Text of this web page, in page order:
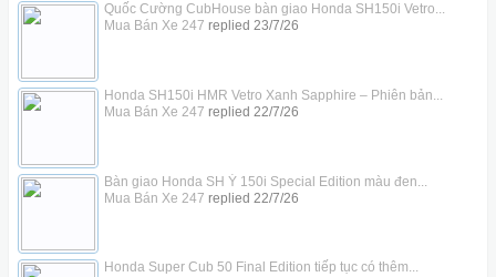
Quốc Cường CubHouse bàn giao Honda SH150i Vetro...
Mua Bán Xe 247 replied 23/7/26
Honda SH150i HMR Vetro Xanh Sapphire – Phiên bản...
Mua Bán Xe 247 replied 22/7/26
Bàn giao Honda SH Ý 150i Special Edition màu đen...
Mua Bán Xe 247 replied 22/7/26
Honda Super Cub 50 Final Edition tiếp tục có thêm...